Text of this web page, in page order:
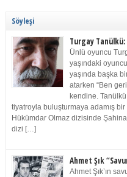
Söyleşi
Turgay Tanülkü:
Ünlü oyuncu
yaşındaki
yaşında başka
atarken “Ben
kendine.
tiyatroyla buluşturmaya adamış
Hükümdar Olmaz dizisinde
dizi […]
Ahmet Şık
Ahmet Şık’ın